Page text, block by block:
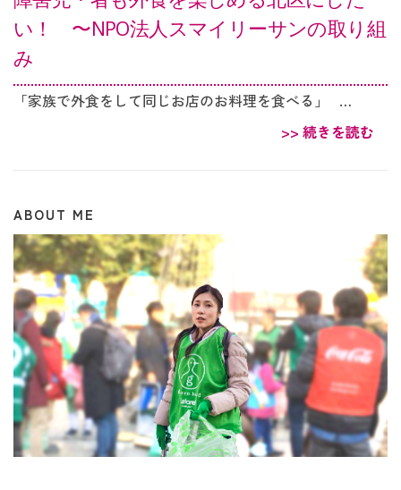
い！ 〜NPO法人スマイリーサンの取り組
み
「家族で外食をして同じお店のお料理を食べる」 …
>> 続きを読む
ABOUT ME